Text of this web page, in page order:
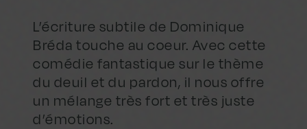
L’écriture subtile de Dominique
Bréda touche au coeur. Avec cette
comédie fantastique sur le thème
du deuil et du pardon, il nous offre
un mélange très fort et très juste
d’émotions.